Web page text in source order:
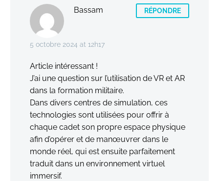
Bassam
5 octobre 2024 at 12h17
RÉPONDRE
Article intéressant !
J’ai une question sur l’utilisation de VR et AR
dans la formation militaire.
Dans divers centres de simulation, ces
technologies sont utilisées pour offrir à
chaque cadet son propre espace physique
afin d’opérer et de manœuvrer dans le
monde réel, qui est ensuite parfaitement
traduit dans un environnement virtuel
immersif.